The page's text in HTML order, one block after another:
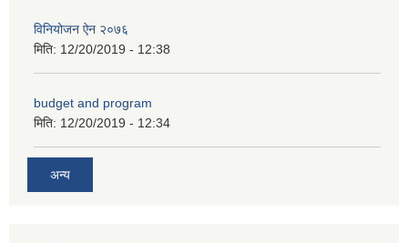
विनियोजन ऐन २०७६
मिति: 12/20/2019 - 12:38
budget and program
मिति: 12/20/2019 - 12:34
अन्य